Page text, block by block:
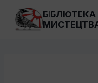
Перейти
вмісту